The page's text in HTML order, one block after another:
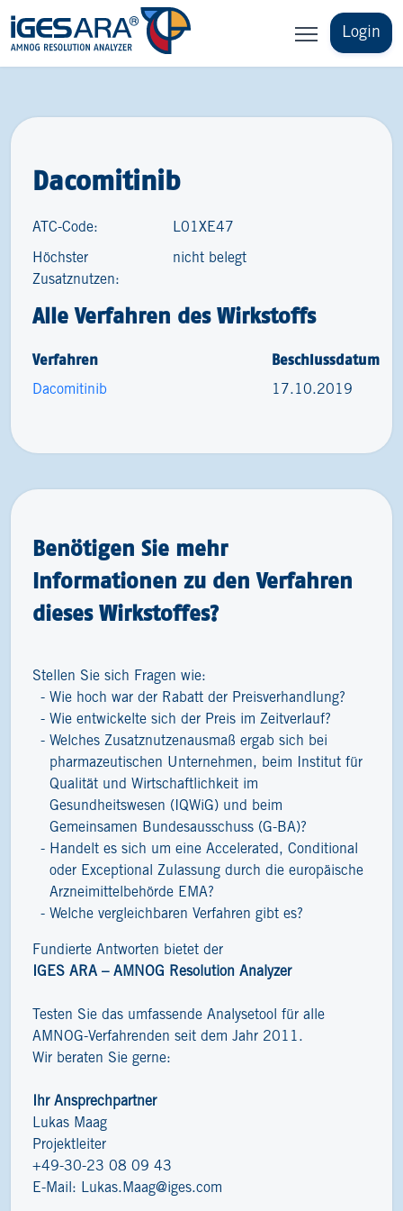
Login
Dacomitinib
ATC-Code: L01XE47
Höchster
Zusatznutzen:
nicht belegt
Alle Verfahren des Wirkstoffs
Verfahren Beschlussdatum
Dacomitinib 17.10.2019
Benötigen Sie mehr
Informationen zu den Verfahren
dieses Wirkstoffes?
Stellen Sie sich Fragen wie:
Wie hoch war der Rabatt der Preisverhandlung?
Wie entwickelte sich der Preis im Zeitverlauf?
Welches Zusatznutzenausmaß ergab sich bei
pharmazeutischen Unternehmen, beim Institut für
Qualität und Wirtschaftlichkeit im
Gesundheitswesen (IQWiG) und beim
Gemeinsamen Bundesausschuss (G-BA)?
Handelt es sich um eine Accelerated, Conditional
oder Exceptional Zulassung durch die europäische
Arzneimittelbehörde EMA?
Welche vergleichbaren Verfahren gibt es?
Fundierte Antworten bietet der
IGES ARA – AMNOG Resolution Analyzer
Testen Sie das umfassende Analysetool für alle
AMNOG-Verfahrenden seit dem Jahr 2011.
Wir beraten Sie gerne:
Ihr Ansprechpartner
Lukas Maag
Projektleiter
+49-30-23 08 09 43
E-Mail: Lukas.Maag@iges.com